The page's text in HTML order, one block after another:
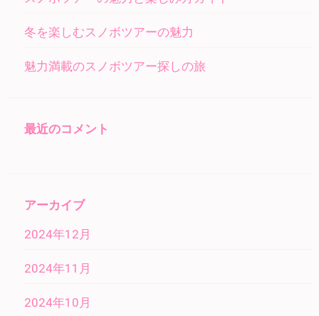
冬を楽しむスノボツアーの魅力
魅力満載のスノボツアー探しの旅
最近のコメント
アーカイブ
2024年12月
2024年11月
2024年10月